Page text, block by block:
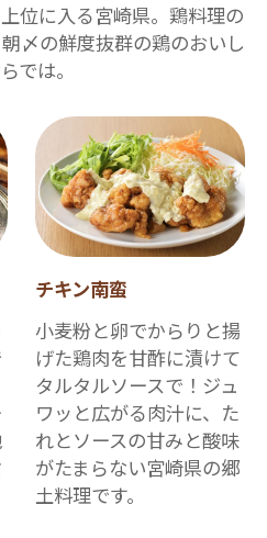
位に入る宮崎県。鶏料理の
〆の鮮度抜群の鶏のおいし
では。
チキン南蛮
小麦粉と卵でからりと揚
げた鶏肉を甘酢に漬けて
タルタルソースで！ジュ
ワッと広がる肉汁に、た
れとソースの甘みと酸味
がたまらない宮崎県の郷
土料理です。